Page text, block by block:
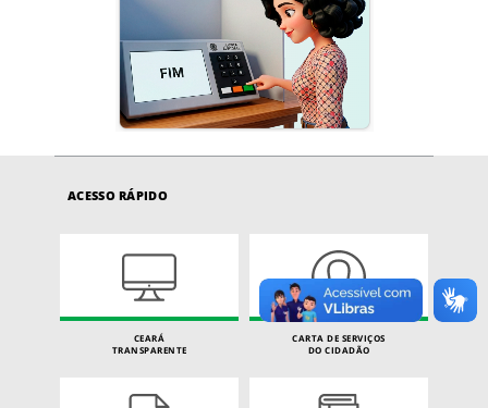
ACESSO RÁPIDO
CEARÁ
TRANSPARENTE
CARTA DE SERVIÇOS
DO CIDADÃO